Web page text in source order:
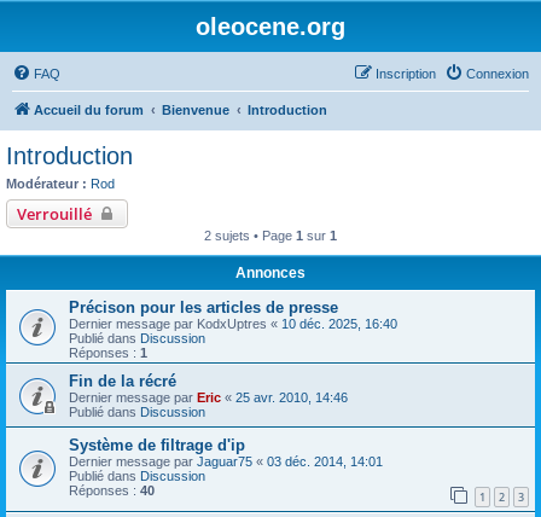
oleocene.org
FAQ Connexion
Inscription
Accueil du forum Bienvenue Introduction
Introduction
Modérateur : Rod
Verrouillé
2 sujets • Page 1 sur 1
Annonces
Précison pour les articles de presse
Dernier message par KodxUptres « 10 déc. 2025, 16:40
Publié dans Discussion
Réponses : 1
Fin de la récré
Dernier message par Eric « 25 avr. 2010, 14:46
Publié dans Discussion
Système de filtrage d'ip
Dernier message par Jaguar75 « 03 déc. 2014, 14:01
Publié dans Discussion
Réponses : 40 1 2 3